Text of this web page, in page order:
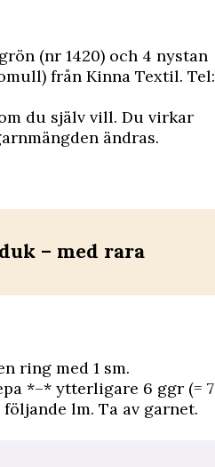
(nr 1420) och 4 nystan
från Kinna Textil. Tel:
du själv vill. Du virkar
ändras.
– med rara
ring med 1 sm.
*–* ­ytterligare 6 ggr (= 7
följande lm. Ta av garnet.